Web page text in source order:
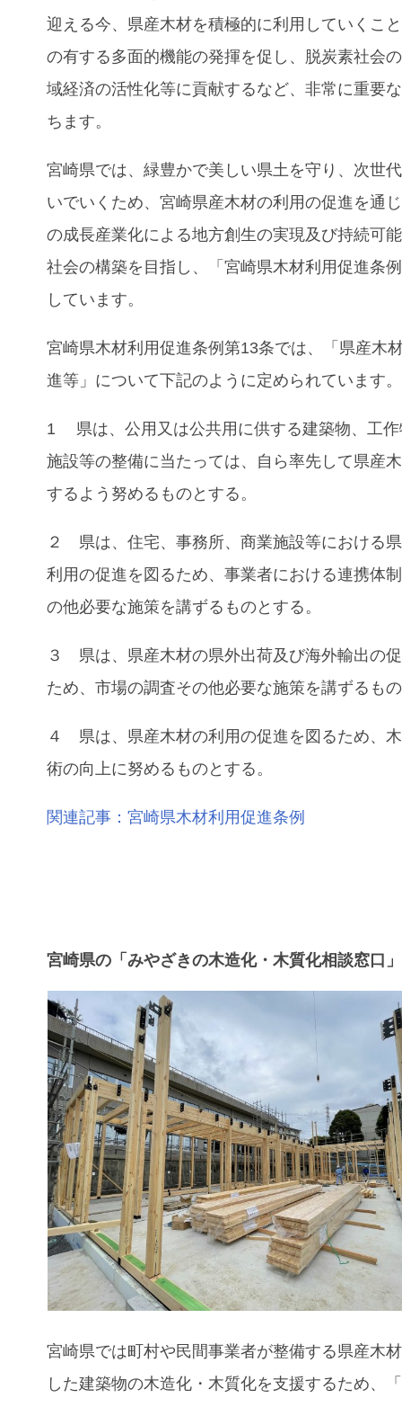
迎える今、県産木材を積極的に利用していくこ
の有する多面的機能の発揮を促し、脱炭素社会
域経済の活性化等に貢献するなど、非常に重要
ちます。
宮崎県では、緑豊かで美しい県土を守り、次世
いでいくため、宮崎県産木材の利用の促進を通
の成長産業化による地方創生の実現及び持続可
社会の構築を目指し、「宮崎県木材利用促進条
しています。
宮崎県木材利用促進条例第13条では、
「県産木
進等」について下記のように定められています。
1 県は、公用又は公共用に供する建築物、工作
施設等の整備に当たっては、自ら率先して県産
するよう努めるものとする。
２ 県は、住宅、事務所、商業施設等における
利用の促進を図るため、事業者における連携体
の他必要な施策を講ずるものとする。
３ 県は、県産木材の県外出荷及び海外輸出の
ため、市場の調査その他必要な施策を講ずるも
４ 県は、県産木材の利用の促進を図るため、
術の向上に努めるものとする。
関連記事：宮崎県木材利用促進条例
宮崎県の「みやざきの木造化・木質化相談窓口」
宮崎県では町村や民間事業者が整備する県産木
した建築物の木造化・木質化を支援するため、